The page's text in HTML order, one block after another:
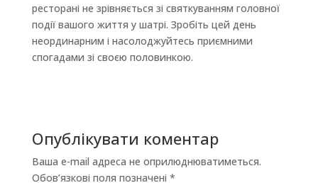
ресторані не зрівняється зі святкуванням головної
події вашого життя у шатрі. Зробіть цей день
неординарним і насолоджуйтесь приємними
спогадами зі своєю половинкою.
Опублікувати коментар
Ваша e-mail адреса не оприлюднюватиметься.
Обов’язкові поля позначені *